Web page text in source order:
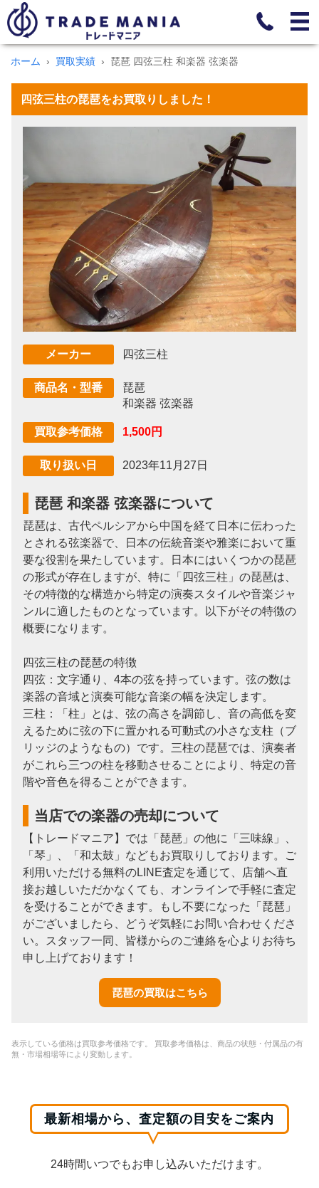
ホーム 買取実績 琵琶 四弦三柱 和楽器 弦楽器
四弦三柱の琵琶をお買取りしました！
メーカー 四弦三柱
商品名・型番
琵琶
和楽器 弦楽器
買取参考価格 1,500円
取り扱い日 2023年11月27日
琵琶 和楽器 弦楽器について
琵琶は、古代ペルシアから中国を経て日本に伝わった
とされる弦楽器で、日本の伝統音楽や雅楽において重
要な役割を果たしています。日本にはいくつかの琵琶
の形式が存在しますが、特に「四弦三柱」の琵琶は、
その特徴的な構造から特定の演奏スタイルや音楽ジャ
ンルに適したものとなっています。以下がその特徴の
概要になります。
四弦三柱の琵琶の特徴
四弦：文字通り、4本の弦を持っています。弦の数は
楽器の音域と演奏可能な音楽の幅を決定します。
三柱：「柱」とは、弦の高さを調節し、音の高低を変
えるために弦の下に置かれる可動式の小さな支柱（ブ
リッジのようなもの）です。三柱の琵琶では、演奏者
がこれら三つの柱を移動させることにより、特定の音
階や音色を得ることができます。
当店での楽器の売却について
【トレードマニア】では「琵琶」の他に「三味線」、
「琴」、「和太鼓」などもお買取りしております。ご
利用いただける無料のLINE査定を通じて、店舗へ直
接お越しいただかなくても、オンラインで手軽に査定
を受けることができます。もし不要になった「琵琶」
がございましたら、どうぞ気軽にお問い合わせくださ
い。スタッフ一同、皆様からのご連絡を心よりお待ち
申し上げております！
琵琶の買取はこちら
表示している価格は買取参考価格です。 買取参考価格は、商品の状態・付属品の有
無・市場相場等により変動します。
最新相場から、査定額の目安をご案内
24時間いつでもお申し込みいただけます。